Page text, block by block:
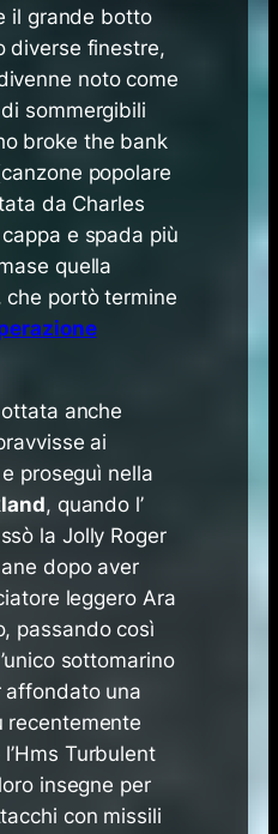
il grande botto
diverse finestre,
noto come
sommergibili
broke the bank
popolare
da Charles
e spada più
quella
che portò termine
anche
ai
proseguì nella
, quando l’
la Jolly Roger
dopo aver
leggero Ara
passando così
sottomarino
affondato una
recentemente
Turbulent
insegne per
con missili